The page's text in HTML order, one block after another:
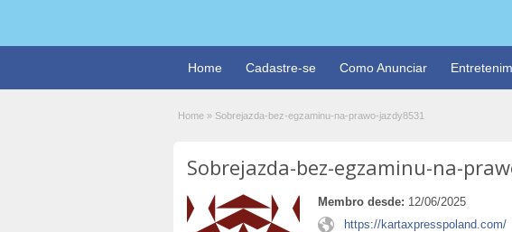
Home Cadastre-se Como Anunciar
Home » Sobrejazda-bez-egzaminu-na-prawo-jazdy8531
Sobrejazda-bez-egzaminu-na-
Membro desde: 12/06/2025
https://kartaxpresspoland.com/